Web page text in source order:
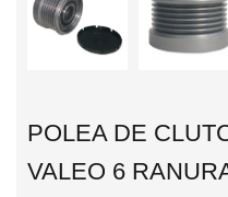
POLEA DE
VALEO 6